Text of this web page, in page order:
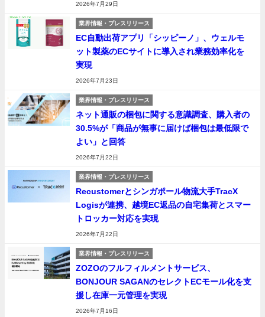
2026年7月29日
業界情報・プレスリリース
EC自動出荷アプリ「シッピーノ」、ウェルモ
ット製薬のECサイトに導入され業務効率化を
実現
2026年7月23日
業界情報・プレスリリース
ネット通販の梱包に関する意識調査、購入者の
30.5%が「商品が無事に届けば梱包は最低限で
よい」と回答
2026年7月22日
業界情報・プレスリリース
Recustomerとシンガポール物流大手TracX
Logisが連携、越境EC返品の自宅集荷とスマー
トロッカー対応を実現
2026年7月22日
業界情報・プレスリリース
ZOZOのフルフィルメントサービス、
BONJOUR SAGANのセレクトECモール化を支
援し在庫一元管理を実現
2026年7月16日